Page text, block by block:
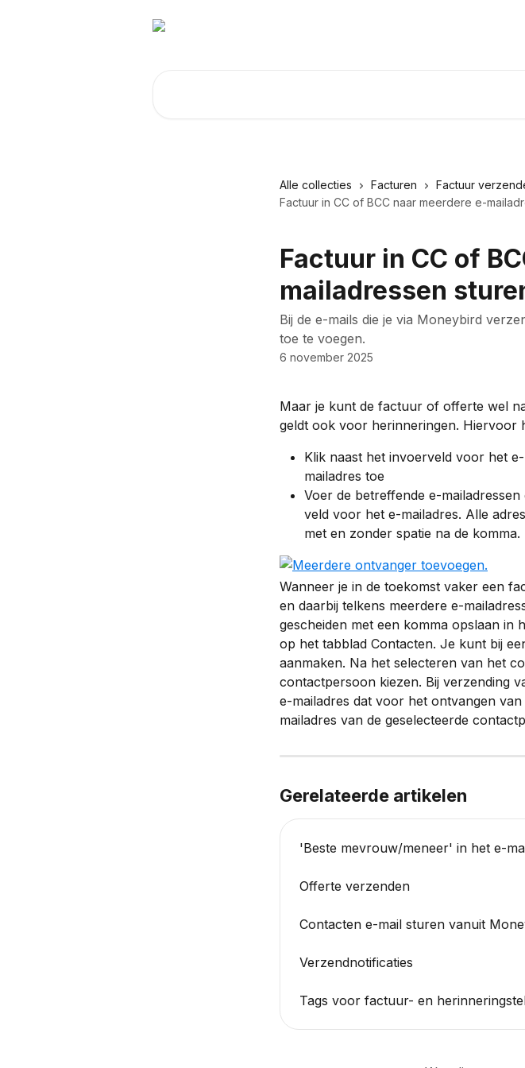
Alle collecties Facturen Factuur
Factuur in CC of BCC naar meerdere e-
Factuur in CC of
mailadressen
Bij de e-mails die je via Moneybird
toe te voegen.
6 november 2025
Maar je kunt de factuur of offerte wel
geldt ook voor herinneringen. Hiervoor
Klik naast het invoerveld voor het
mailadres toe
Voer de betreffende e-
veld voor het e-mailadres. Alle
met en zonder spatie na de komma.
Wanneer je in de toekomst vaker een
en daarbij telkens meerdere e-
gescheiden met een komma opslaan in
op het tabblad Contacten. Je kunt bij
aanmaken. Na het selecteren van het
contactpersoon kiezen. Bij verzending
e-mailadres dat voor het ontvangen
mailadres van de geselecteerde
Gerelateerde artikelen
'Beste mevrouw/meneer' in het e-
Offerte verzenden
Contacten e-mail sturen vanuit
Verzendnotificaties
Tags voor factuur- en